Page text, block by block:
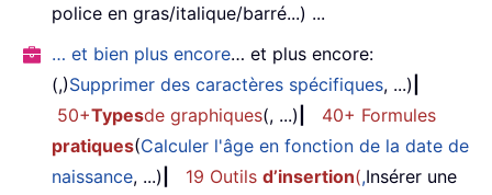
police en gras/italique/barré...) ...
… et bien plus encore… et plus encore:
(,)Supprimer des caractères spécifiques, ...)
50+Typesde graphiques(, ...)
40+ Formules
pratiques(Calculer l'âge en fonction de la date de
naissance, ...) 19 Outils d’insertion(,Insérer une